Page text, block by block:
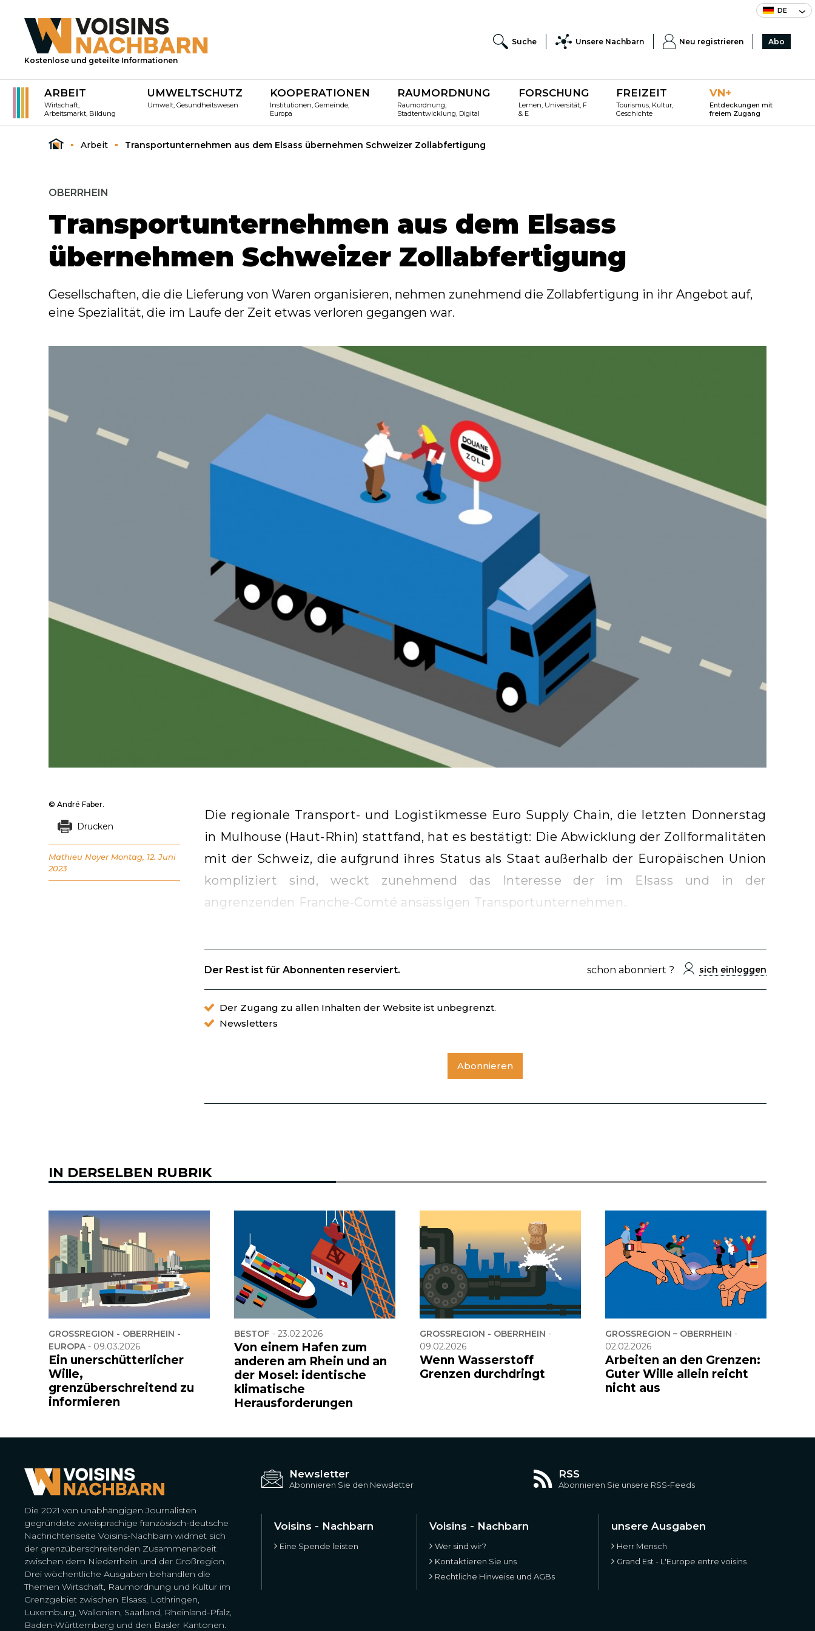
DE
Kostenlose und geteilte Informationen
Suche Unsere Nachbarn Neu registrieren Abo
ARBEIT
Wirtschaft,
Arbeitsmarkt, Bildung
UMWELTSCHUTZ
Umwelt, Gesundheitswesen
KOOPERATIONEN
Institutionen, Gemeinde,
Europa
RAUMORDNUNG
Raumordnung,
Stadtentwicklung, Digital
FORSCHUNG
Lernen, Universität, F
& E
FREIZEIT
Tourismus, Kultur,
Geschichte
VN+
Entdeckungen mit
freiem Zugang
Arbeit Transportunternehmen aus dem Elsass übernehmen Schweizer Zollabfertigung
OBERRHEIN
Transportunternehmen aus dem Elsass
übernehmen Schweizer Zollabfertigung
Gesellschaften, die die Lieferung von Waren organisieren, nehmen zunehmend die Zollabfertigung in ihr Angebot auf,
eine Spezialität, die im Laufe der Zeit etwas verloren gegangen war.
Die regionale Transport- und Logistikmesse Euro Supply Chain, die letzten Donnerstag
in Mulhouse (Haut-Rhin) stattfand, hat es bestätigt: Die Abwicklung der Zollformalitäten
mit der Schweiz, die aufgrund ihres Status als Staat außerhalb der Europäischen Union
kompliziert sind, weckt zunehmend das Interesse der im Elsass und in der
angrenzenden Franche-Comté ansässigen Transportunternehmen.
Der Rest ist für Abonnenten reserviert. schon abonniert ? sich einloggen
Der Zugang zu allen Inhalten der Website ist unbegrenzt.
Newsletters
Abonnieren
© André Faber.
Drucken
Mathieu Noyer Montag, 12. Juni
2023
IN DERSELBEN RUBRIK
GROSSREGION - OBERRHEIN -
EUROPA- 09.03.2026
Ein unerschütterlicher
Wille,
grenzüberschreitend zu
informieren
BESTOF - 23.02.2026
Von einem Hafen zum
anderen am Rhein und an
der Mosel: identische
klimatische
Herausforderungen
GROSSREGION - OBERRHEIN -
09.02.2026
Wenn Wasserstoff
Grenzen durchdringt
GROSSREGION – OBERRHEIN
-
02.02.2026
Arbeiten an den Grenzen:
Guter Wille allein reicht
nicht aus
Die 2021 von unabhängigen Journalisten
gegründete zweisprachige französisch-deutsche
Nachrichtenseite Voisins-Nachbarn widmet sich
der grenzüberschreitenden Zusammenarbeit
zwischen dem Niederrhein und der Großregion.
Drei wöchentliche Ausgaben behandlen die
Themen Wirtschaft, Raumordnung und Kultur im
Grenzgebiet zwischen Elsass, Lothringen,
Luxemburg, Wallonien, Saarland, Rheinland-Pfalz,
Baden-Württemberg und den Basler Kantonen.
Newsletter
Abonnieren Sie den Newsletter
RSS
Abonnieren Sie unsere RSS-Feeds
Voisins - Nachbarn
Eine Spende leisten
Voisins - Nachbarn
Wer sind wir?
Kontaktieren Sie uns
Rechtliche Hinweise und AGBs
unsere Ausgaben
Herr Mensch
Grand Est - L'Europe entre voisins